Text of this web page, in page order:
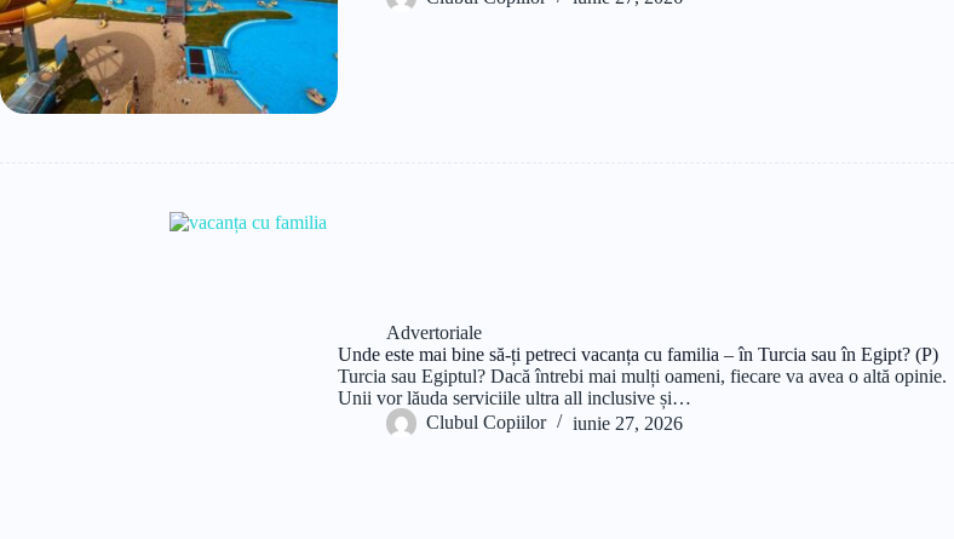
Advertoriale
Unde este mai bine să-ți petreci vacanța cu familia – în Turcia sau în Egipt? (P)
Turcia sau Egiptul? Dacă întrebi mai mulți oameni, fiecare va avea o altă opinie.
Unii vor lăuda serviciile ultra all inclusive și…
Clubul Copiilor
iunie 27, 2026